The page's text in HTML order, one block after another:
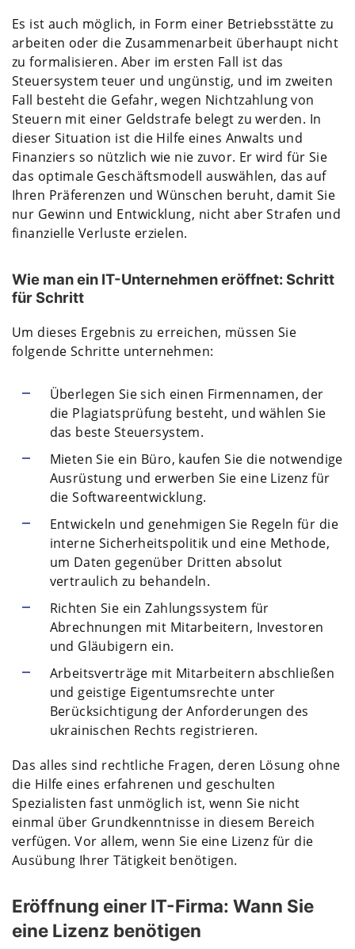
Es ist auch möglich, in Form einer Betriebsstätte zu
arbeiten oder die Zusammenarbeit überhaupt nicht
zu formalisieren. Aber im ersten Fall ist das
Steuersystem teuer und ungünstig, und im zweiten
Fall besteht die Gefahr, wegen Nichtzahlung von
Steuern mit einer Geldstrafe belegt zu werden. In
dieser Situation ist die Hilfe eines Anwalts und
Finanziers so nützlich wie nie zuvor. Er wird für Sie
das optimale Geschäftsmodell auswählen, das auf
Ihren Präferenzen und Wünschen beruht, damit Sie
nur Gewinn und Entwicklung, nicht aber Strafen und
finanzielle Verluste erzielen.
Wie man ein IT-Unternehmen eröffnet: Schritt
für Schritt
Um dieses Ergebnis zu erreichen, müssen Sie
folgende Schritte unternehmen:
Überlegen Sie sich einen Firmennamen, der
die Plagiatsprüfung besteht, und wählen Sie
das beste Steuersystem.
Mieten Sie ein Büro, kaufen Sie die notwendige
Ausrüstung und erwerben Sie eine Lizenz für
die Softwareentwicklung.
Entwickeln und genehmigen Sie Regeln für die
interne Sicherheitspolitik und eine Methode,
um Daten gegenüber Dritten absolut
vertraulich zu behandeln.
Richten Sie ein Zahlungssystem für
Abrechnungen mit Mitarbeitern, Investoren
und Gläubigern ein.
Arbeitsverträge mit Mitarbeitern abschließen
und geistige Eigentumsrechte unter
Berücksichtigung der Anforderungen des
ukrainischen Rechts registrieren.
Das alles sind rechtliche Fragen, deren Lösung ohne
die Hilfe eines erfahrenen und geschulten
Spezialisten fast unmöglich ist, wenn Sie nicht
einmal über Grundkenntnisse in diesem Bereich
verfügen. Vor allem, wenn Sie eine Lizenz für die
Ausübung Ihrer Tätigkeit benötigen.
Eröffnung einer IT-Firma: Wann Sie
eine Lizenz benötigen